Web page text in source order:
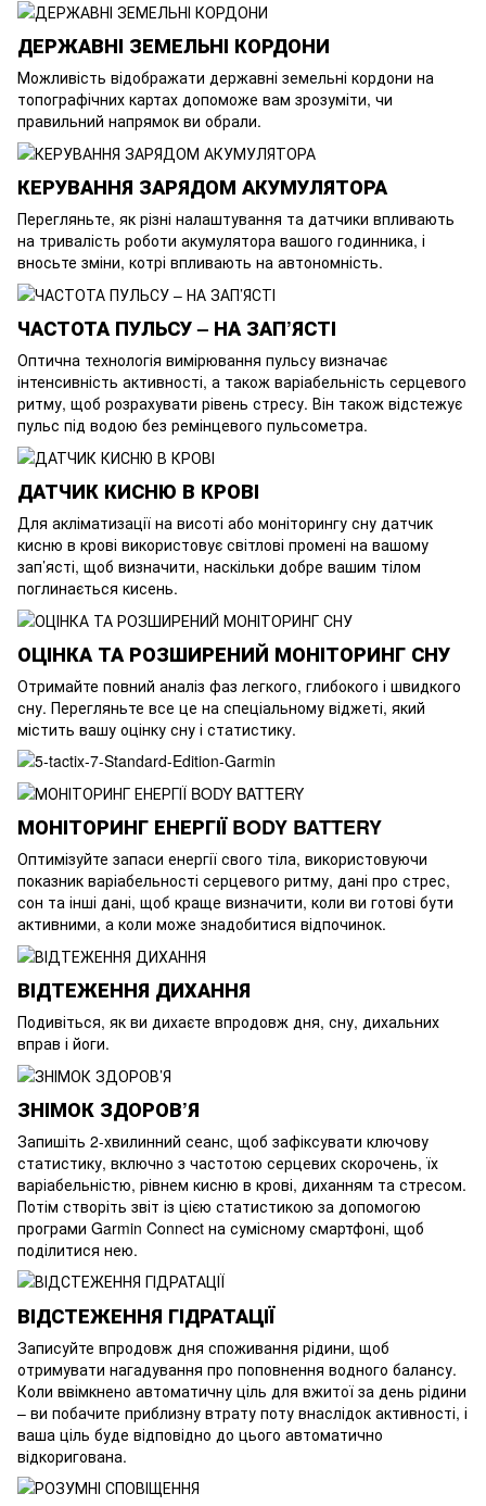
ДЕРЖАВНІ ЗЕМЕЛЬНІ КОРДОНИ
Можливість відображати державні земельні кордони на
топографічних картах допоможе вам зрозуміти, чи
правильний напрямок ви обрали.
КЕРУВАННЯ ЗАРЯДОМ АКУМУЛЯТОРА
Перегляньте, як різні налаштування та датчики впливають
на тривалість роботи акумулятора вашого годинника, і
вносьте зміни, котрі впливають на автономність.
ЧАСТОТА ПУЛЬСУ – НА ЗАП’ЯСТІ
Оптична технологія вимірювання пульсу визначає
інтенсивність активності, а також варіабельність серцевого
ритму, щоб розрахувати рівень стресу. Він також відстежує
пульс під водою без ремінцевого пульсометра.
ДАТЧИК КИСНЮ В КРОВІ
Для акліматизації на висоті або моніторингу сну датчик
кисню в крові використовує світлові промені на вашому
зап’ясті, щоб визначити, наскільки добре вашим тілом
поглинається кисень.
ОЦІНКА ТА РОЗШИРЕНИЙ МОНІТОРИНГ СНУ
Отримайте повний аналіз фаз легкого, глибокого і швидкого
сну. Перегляньте все це на спеціальному віджеті, який
містить вашу оцінку сну і статистику.
МОНІТОРИНГ ЕНЕРГІЇ BODY BATTERY
Оптимізуйте запаси енергії свого тіла, використовуючи
показник варіабельності серцевого ритму, дані про стрес,
сон та інші дані, щоб краще визначити, коли ви готові бути
активними, а коли може знадобитися відпочинок.
ВІДТЕЖЕННЯ ДИХАННЯ
Подивіться, як ви дихаєте впродовж дня, сну, дихальних
вправ і йоги.
ЗНІМОК ЗДОРОВ’Я
Запишіть 2-хвилинний сеанс, щоб зафіксувати ключову
статистику, включно з частотою серцевих скорочень, їх
варіабельністю, рівнем кисню в крові, диханням та стресом.
Потім створіть звіт із цією статистикою за допомогою
програми Garmin Connect на сумісному смартфоні, щоб
поділитися нею.
ВІДСТЕЖЕННЯ ГІДРАТАЦІЇ
Записуйте впродовж дня споживання рідини, щоб
отримувати нагадування про поповнення водного балансу.
Коли ввімкнено автоматичну ціль для вжитої за день рідини
– ви побачите приблизну втрату поту внаслідок активності, і
ваша ціль буде відповідно до цього автоматично
відкоригована.